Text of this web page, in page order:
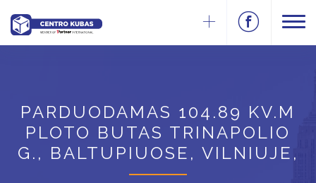
PARDUODAMAS 104.89 KV.M
PLOTO BUTAS TRINAPOLIO
G., BALTUPIUOSE, VILNIUJE,